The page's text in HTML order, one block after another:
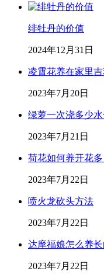
绯牡丹的价值
2024年12月31日
凌霄花养在家里
2023年7月20日
绿萝一次浇多少
2023年7月21日
荷花如何养开花
2023年7月22日
喷火龙砍头方法
2023年7月22日
达摩福娘怎么养
2023年7月22日